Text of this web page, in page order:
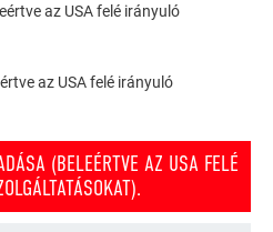
az USA felé irányuló
az USA felé irányuló
(BELEÉRTVE AZ USA FELÉ